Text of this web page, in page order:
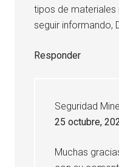
tipos de materiales
seguir informando,
Responder
Seguridad
25 octubre,
Muchas